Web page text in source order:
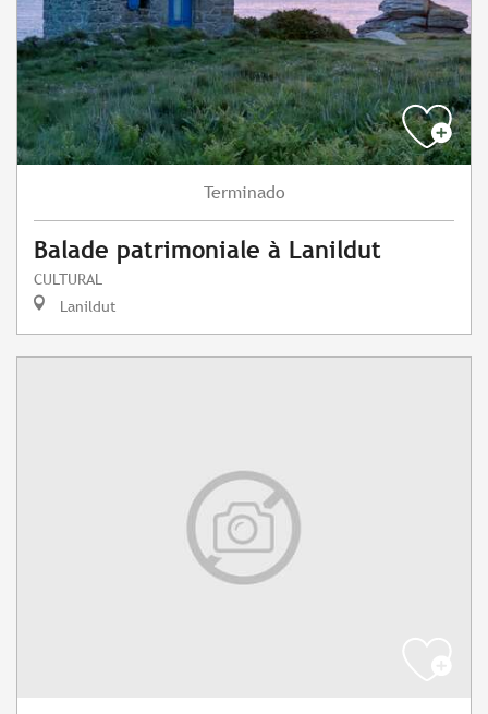
Terminado
Balade patrimoniale à Lanildut
CULTURAL
Lanildut